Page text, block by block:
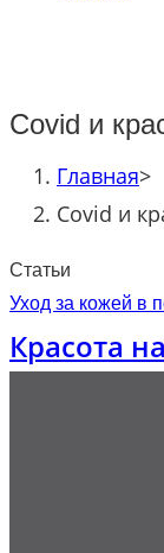
Covid и
Главная>
Covid и
Статьи
Уход за кожей в
Красота